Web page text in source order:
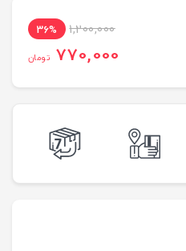
1,200,000
36%
770,000 تومان